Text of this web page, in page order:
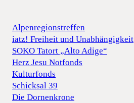
Alpenregionstreffen
iatz! Freiheit und Unabhängigkeit
SOKO Tatort „Alto Adige“
Herz Jesu Notfonds
Kulturfonds
Schicksal 39
Die Dornenkrone